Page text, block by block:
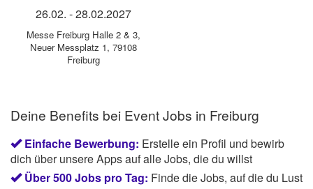
Modernisierer
26.02. -28.02.2027
Messe Freiburg Halle 2 & 3,
Neuer Messplatz 1, 79108
Freiburg
Deine Benefits bei Event Jobs in Freiburg
Einfache Bewerbung: Erstelle ein Profil und bewirb
dich über unsere Apps auf alle Jobs, die du willst
Über 500 Jobs pro Tag: Finde die Jobs, auf die du Lust